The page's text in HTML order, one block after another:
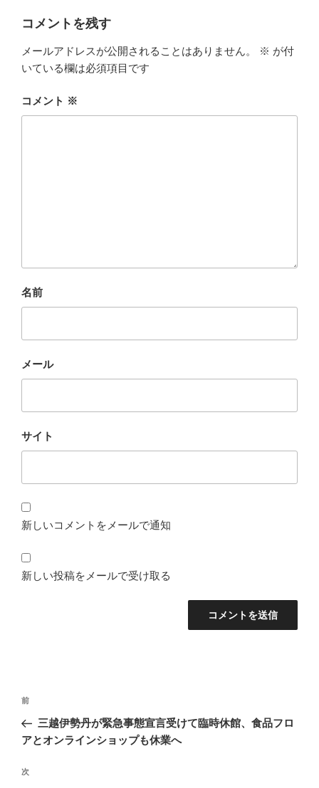
コメントを残す
メールアドレスが公開されることはありません。 ※ が付
いている欄は必須項目です
コメント ※
名前
メール
サイト
新しいコメントをメールで通知
新しい投稿をメールで受け取る
投
ナ
ゲ
前
の
投
前
三越伊勢丹が緊急事態宣言受けて臨時休館、食品フロ
アとオンラインショップも休業へ
次
次